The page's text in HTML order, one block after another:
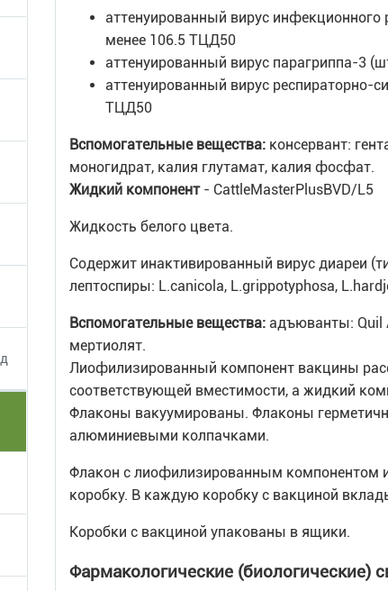
аттенуированный вирус
менее 106.5 ТЦД50
аттенуированный вирус парагриппа-3
аттенуированный вирус
ТЦД50
Вспомогательные вещества:консервант:
моногидрат, калия глутамат, калия фосфат.
Жидкий компонент- CattleMasterPlusBVD/L5
Жидкость белого цвета.
Содержит инактивированный вирус диареи
лептоспиры: L.canicola, L.grippotyphosa,
Вспомогательные вещества:адъюванты: Quil
мертиолят.
Лиофилизированный компонент вакцины
соответствующей вместимости, а жидкий
Флаконы вакуумированы. Флаконы
алюминиевыми колпачками.
Флакон с лиофилизированным компонентом
коробку. В каждую коробку с вакциной
Коробки с вакциной упакованы в ящики.
Фармакологические (биологические)